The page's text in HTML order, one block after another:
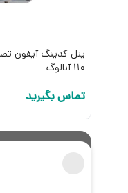
پنل کدینگ آیفون
110 آنالوگ
تماس بگیرید